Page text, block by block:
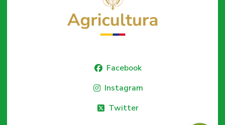
Facebook
Instagram
Twitter